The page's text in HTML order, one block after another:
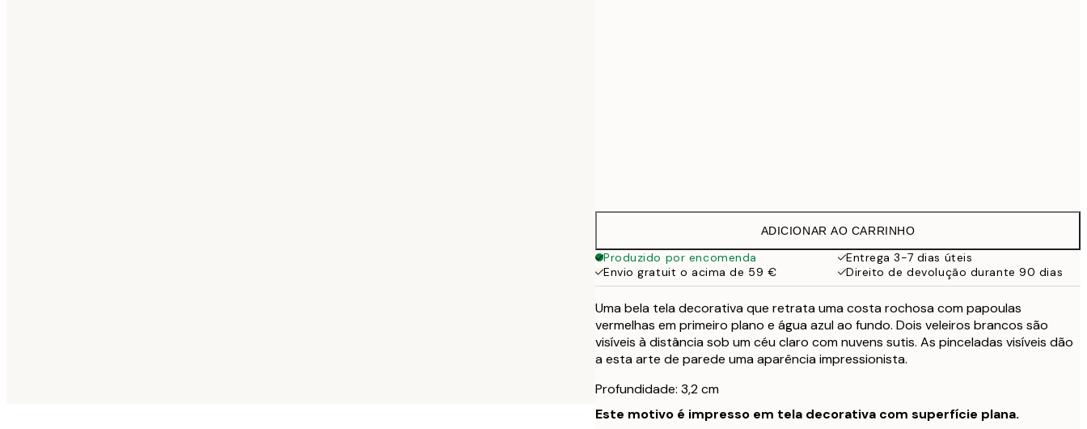
ADICIONAR AO CARRINHO
Produzido por encomenda
Entrega 3-7 dias úteis
Envio gratuit o acima de 59 €
Direito de devolução durante 90 dias
Uma bela tela decorativa que retrata uma costa rochosa com papoulas
vermelhas em primeiro plano e água azul ao fundo. Dois veleiros brancos são
visíveis à distância sob um céu claro com nuvens sutis. As pinceladas visíveis dão
a esta arte de parede uma aparência impressionista.
Profundidade: 3,2 cm
Este motivo é impresso em tela decorativa com superfície plana.